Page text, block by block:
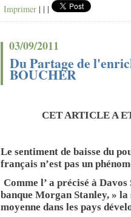
Imprimer | | |
03/09/2011
Du Partage de
BOUCHER
CET ARTICLE A
Le sentiment de baisse du
français n’est pas un
Comme l’ a précisé à
banque Morgan Stanley, »
moyenne dans les pays